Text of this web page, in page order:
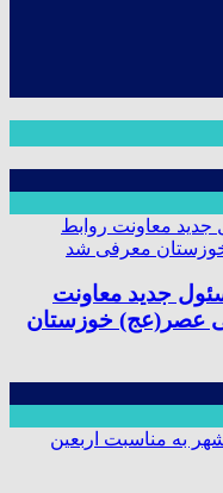
جدید معاونت
عصر(عج) خوزستان